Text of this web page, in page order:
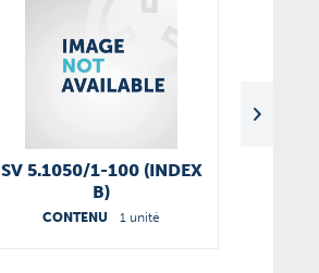
SV 5.1050/1-100 (INDEX
B)
CONTENU 1 unité